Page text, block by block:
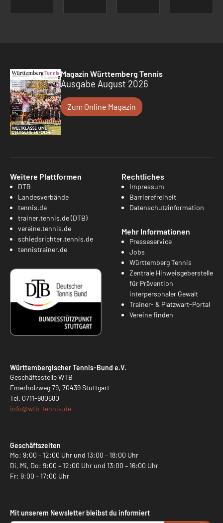
Magazin Württemberg Tennis
Ausgabe August 2026
Zum Online Magazin
Weitere Plattformen
DTB
Landesverbände
tennis.de
trainer.tennis.de (DTB)
vereine.tennis.de
schiedsrichter.tennis.de
tennistrainer.de
Rechtliches
Impressum
Barrierefreiheit
Datenschutzinformation
Mehr Informationen
Presseservice
Jobs
Württemberg Tennis
Zentrale Hinweisgeberstelle
für Prävention
interpersonaler Gewalt
Trainer- & Platzwart-Portal
Vereine finden
Württembergischer Tennis-Bund e.V.
Geschäftsstelle WTB
Emerholzweg 79, 70439 Stuttgart
Tel. 0711-980680
info@wtb-tennis.de
Geschäftszeiten
Mo: 9:00 – 12:00 Uhr und 13:00 – 18:00 Uhr
Di, Mi, Do: 9:00 – 12:00 Uhr und 13:00 – 16:00 Uhr
Fr: 9:00 – 17:00 Uhr
Mit unserem Newsletter bleibst du informiert